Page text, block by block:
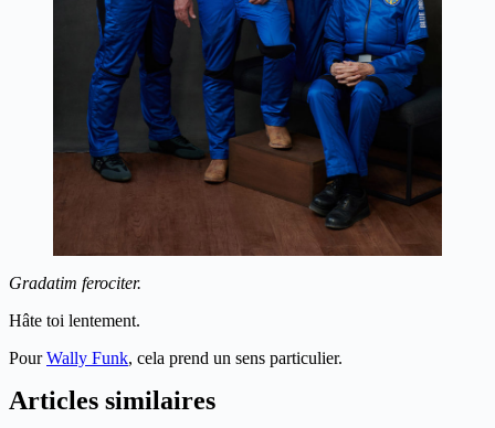
Gradatim ferociter.
Hâte toi lentement.
PourWally Funk, cela prend un sens particulier.
Articles similaires